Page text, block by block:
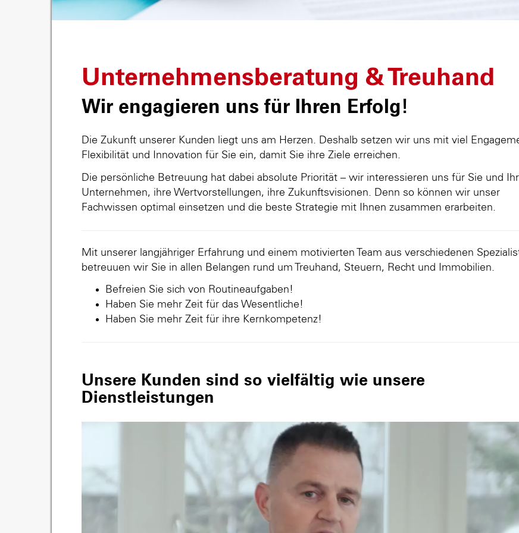
Unternehmensberatung & Treuhand
Wir engagieren uns für Ihren Erfolg!
Die Zukunft unserer Kunden liegt uns am Herzen. Deshalb setzen wir uns mit viel
Flexibilität und Innovation für Sie ein, damit Sie ihre Ziele erreichen.
Die persönliche Betreuung hat dabei absolute Priorität – wir interessieren uns für Sie und Ihr
Unternehmen, ihre Wertvorstellungen, ihre Zukunftsvisionen. Denn so können wir unser
Fachwissen optimal einsetzen und die beste Strategie mit Ihnen zusammen erarbeiten.
Mit unserer langjähriger Erfahrung und einem motivierten Team aus verschiedenen
betreuuen wir Sie in allen Belangen rund um Treuhand, Steuern, Recht und Immobilien.
Befreien Sie sich von Routineaufgaben!
Haben Sie mehr Zeit für das Wesentliche!
Haben Sie mehr Zeit für ihre Kernkompetenz!
Unsere Kunden sind so vielfältig wie unsere
Dienstleistungen